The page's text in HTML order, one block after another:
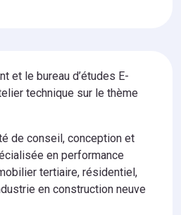
et le bureau d’études E-
technique sur le thème
de conseil, conception et
en performance
tertiaire, résidentiel,
en construction neuve